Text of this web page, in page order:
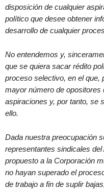
disposición de cualquier
político que desee obtener
desarrollo de cualquier
No entendemos y,
que se quiera sacar rédito
proceso selectivo, en el que,
mayor número de
aspiraciones y, por tanto, se
ello.
Dada nuestra preocupación
representantes sindicales
propuesto a la Corporación
no hayan superado el
de trabajo a fin de suplir